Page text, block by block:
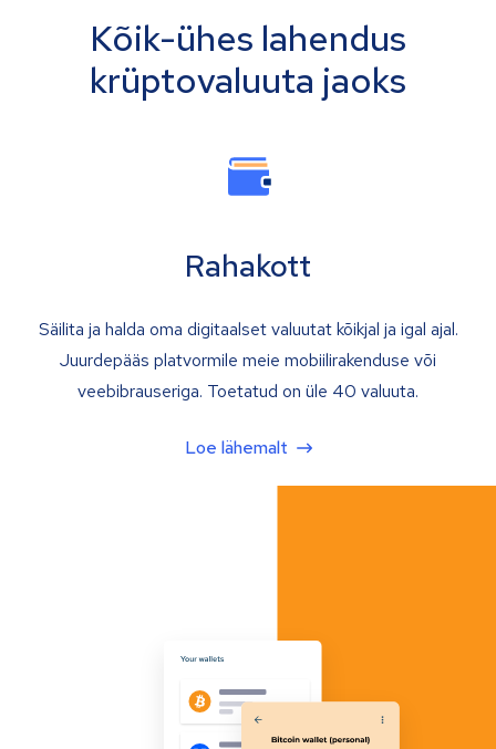
Kõik-ühes lahendus
krüptovaluuta jaoks
Rahakott
Säilita ja halda oma digitaalset valuutat kõikjal ja igal ajal.
Juurdepääs platvormile meie mobiilirakenduse või
veebibrauseriga. Toetatud on üle 40 valuuta.
Loe lähemalt